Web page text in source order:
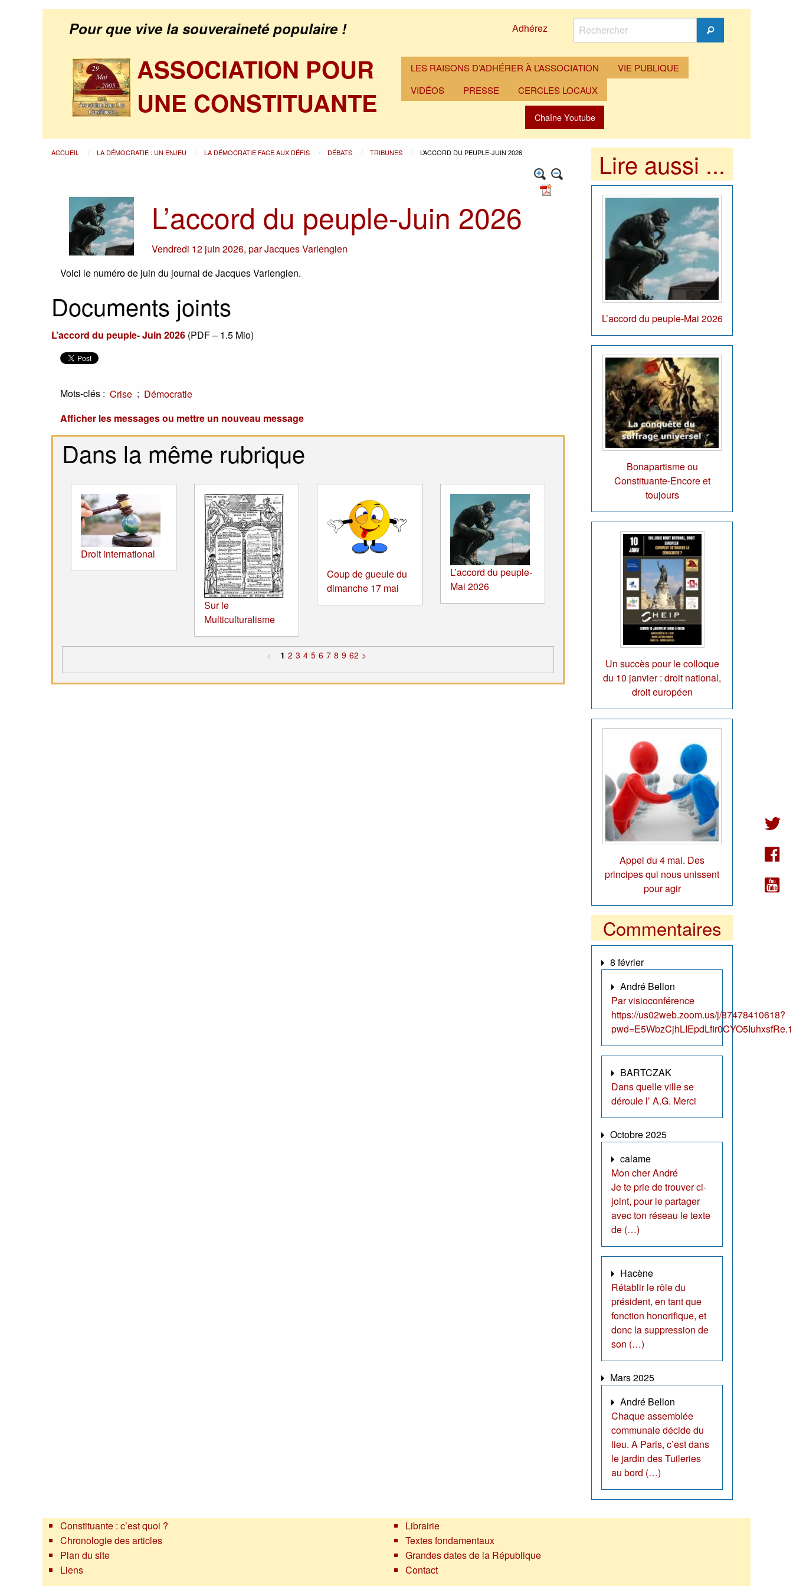
Pour que vive la souveraineté populaire ! Adhérez
Rechercher
Rechercher
ASSOCIATION POUR
UNE CONSTITUANTE
LES RAISONS D’ADHÉRER À L’ASSOCIATION
VIE PUBLIQUE
VIDÉOS
PRESSE CERCLES LOCAUX
Chaîne Youtube
ACCUEIL LA DÉMOCRATIE : UN ENJEU LA DÉMOCRATIE FACE AUX DÉFIS DÉBATS TRIBUNES L’ACCORD DU PEUPLE-JUIN 2026
L’accord du peuple-Juin 2026
Vendredi 12 juin 2026,parJacques Variengien
Voici le numéro de juin du journal de Jacques Variengien.
Documents joints
L’accord du peuple- Juin 2026 (PDF – 1.5 Mio)
Mots-clés : Crise ; Démocratie
Afficher les messages ou mettre un nouveau message
Dans la même rubrique
Droit international
Sur le
Multiculturalisme
Coup de gueule du
dimanche 17 mai
L’accord du peuple-
Mai 2026
< 1 2 3 4 5 6 7 8 9 62 >
Lire aussi ...
L’accord du peuple-Mai 2026
Bonapartisme ou
Constituante-Encore et
toujours
Un succès pour le colloque
du 10 janvier : droit national,
droit européen
Appel du 4 mai. Des
principes qui nous unissent
pour agir
Commentaires
8 février
André Bellon
Par visioconférence
https://us02web.zoom.us/j/87478410618?
BARTCZAK
Dans quelle ville se
déroule l’ A.G. Merci
Octobre 2025
calame
Mon cher André
Je te prie de trouver ci-
joint, pour le partager
avec ton réseau le texte
de (…)
Hacène
Rétablir le rôle du
président, en tant que
fonction honorifique, et
donc la suppression de
son (…)
Mars 2025
André Bellon
Chaque assemblée
communale décide du
lieu. A Paris, c’est dans
le jardin des Tuileries
au bord (…)
Constituante : c’est quoi ?
Chronologie des articles
Plan du site
Liens
Librairie
Textes fondamentaux
Grandes dates de la République
Contact